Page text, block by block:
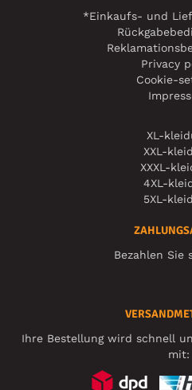
*Einkaufs- und
Privacy
Cookie-
XL-
XXL-
XXXL-
4XL-
5XL-
Bezahlen Sie
Ihre Bestellung wird schnell
mit: